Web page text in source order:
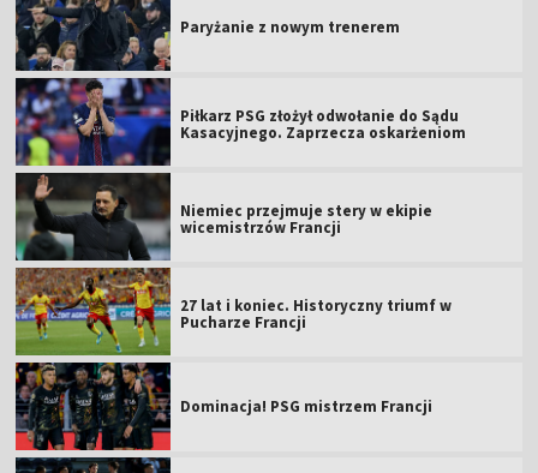
Paryżanie z nowym trenerem
Piłkarz PSG złożył odwołanie do Sądu
Kasacyjnego. Zaprzecza oskarżeniom
Niemiec przejmuje stery w ekipie
wicemistrzów Francji
27 lat i koniec. Historyczny triumf w
Pucharze Francji
Dominacja! PSG mistrzem Francji